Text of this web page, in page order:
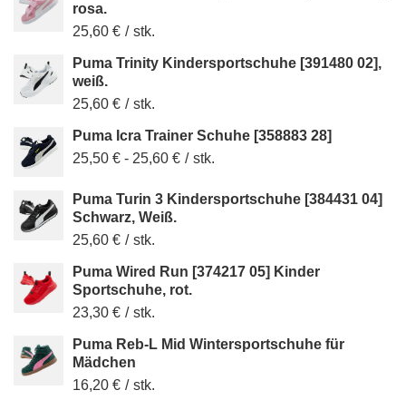
rosa.
25,60 € / stk.
Puma Trinity Kindersportschuhe [391480 02],
weiß.
25,60 € / stk.
Puma Icra Trainer Schuhe [358883 28]
25,50 € - 25,60 € / stk.
Puma Turin 3 Kindersportschuhe [384431 04]
Schwarz, Weiß.
25,60 € / stk.
Puma Wired Run [374217 05] Kinder
Sportschuhe, rot.
23,30 € / stk.
Puma Reb-L Mid Wintersportschuhe für
Mädchen
16,20 € / stk.